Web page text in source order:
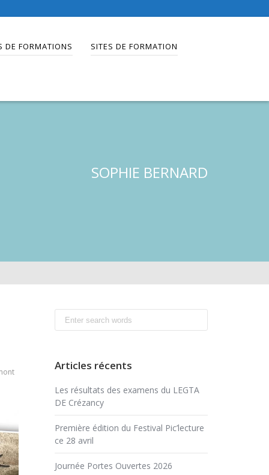
DE FORMATIONS SITES DE FORMATION
SOPHIE BERNARD
Search
Articles récents
Les résultats des examens du LEGTA
DE Crézancy
Première édition du Festival Pic’lecture
ce 28 avril
Journée Portes Ouvertes 2026